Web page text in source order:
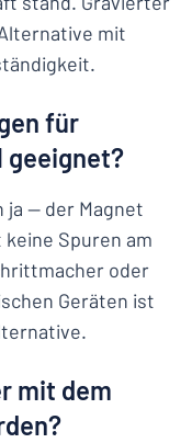
mit
für
geeignet?
— der Magnet
Spuren am
oder
Geräten ist
mit dem